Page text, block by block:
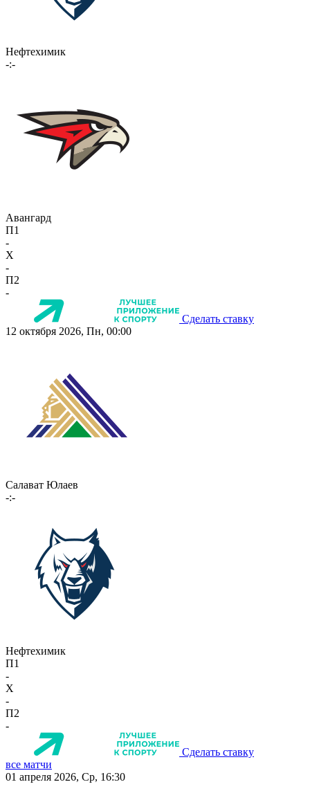
Нефтехимик
-:-
Авангард
П1
-
X
-
П2
-
Сделать ставку
12 октября 2026, Пн, 00:00
Салават Юлаев
-:-
Нефтехимик
П1
-
X
-
П2
-
Сделать ставку
все матчи
01 апреля 2026, Ср, 16:30